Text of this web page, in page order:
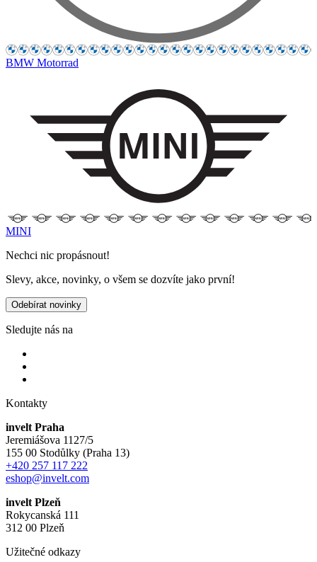
BMW Motorrad
MINI
Nechci nic propásnout!
Slevy, akce, novinky, o všem se dozvíte jako první!
Odebírat novinky
Sledujte nás na
Kontakty
invelt Praha
Jeremiášova 1127/5
155 00 Stodůlky (Praha 13)
+420 257 117 222
eshop@invelt.com
invelt Plzeň
Rokycanská 111
312 00 Plzeň
Užitečné odkazy